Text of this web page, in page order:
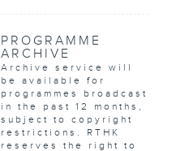
PROGRAMME
ARCHIVE
Archive service will
be available for
programmes broadcast
in the past 12 months,
subject to copyright
restrictions. RTHK
reserves the right to